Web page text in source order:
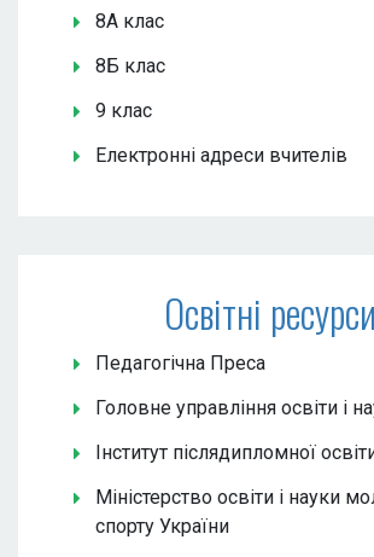
8А клас
8Б клас
9 клас
Електронні адреси вчителів
Освітні ресурси
Педагогічна Преса
Головне управління освіти і
Інститут післядипломної
Міністерство освіти і науки
спорту України